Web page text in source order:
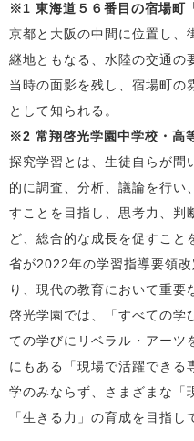
※1 東海道５６番目の宿場町
京都と大阪の中間に位置し、
継地ともなる、水陸の交通の
当時の面影を残し、宿場町の
として知られる。
※2 常翔啓光学園中学校・高
探究学習とは、生徒自らが問
的に調査、分析、議論を行い
すことを目指し、思考力、判
ど、総合的な成長を促すこと
省が2022年の学習指導要領
り、現代の教育において重要
啓光学園では、「すべての学
ての学びにリベラル・アーツ
にもある「現場で活躍できる
学のみならず、さまざまな「
「生きる力」の育成を目指し